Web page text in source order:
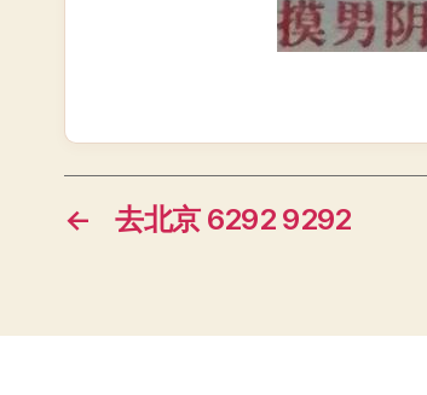
← 去北京 6292 9292